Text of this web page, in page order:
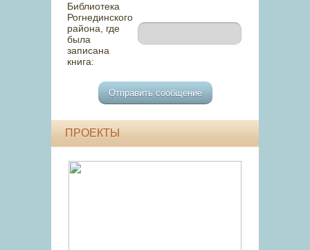
Библиотека
Рогнединского
района, где
была
записана
книга:
ПРОЕКТЫ